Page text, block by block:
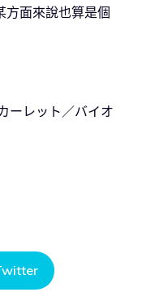
方面來說也算是個
レット／バイオ